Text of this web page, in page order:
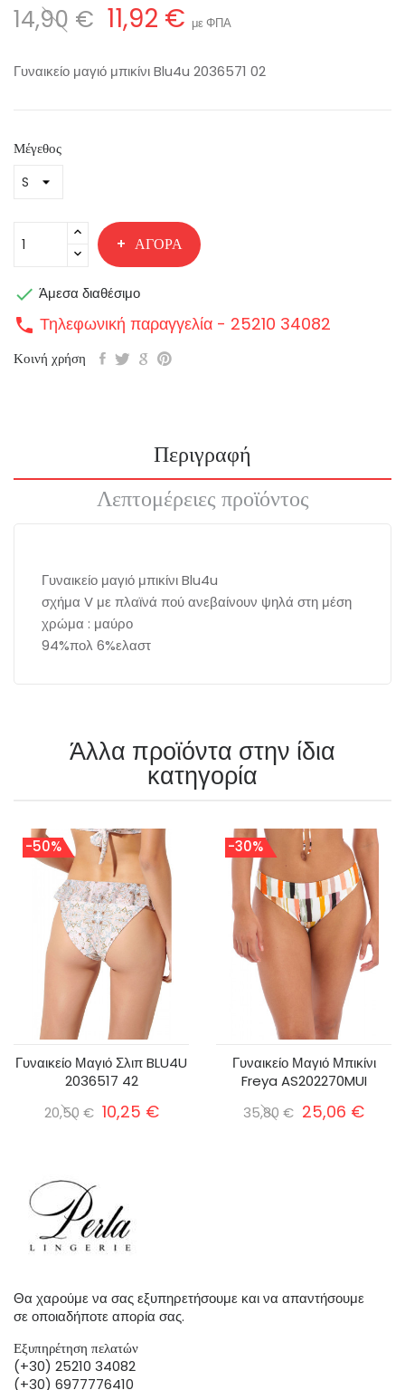
14,90 € 11,92 € με ΦΠΑ
Γυναικείο μαγιό μπικίνι Blu4u 2036571 02
Μέγεθος
ΑΓΟΡΆ
 Άμεσα διαθέσιμο
call Τηλεφωνική παραγγελία - 25210 34082
Κοινή χρήση
Περιγραφή
Λεπτομέρειες προϊόντος
Γυναικείο μαγιό μπικίνι Blu4u
σχήμα V με πλαϊνά πού ανεβαίνουν ψηλά στη μέση
χρώμα : μαύρο
94%πολ 6%ελαστ
Άλλα προϊόντα στην ίδια
κατηγορία
-50%
Γυναικείο Μαγιό Σλιπ BLU4U
2036517 42
20,50 € 10,25 €
-30%
Γυναικείο Μαγιό Μπικίνι
Freya AS202270MUI
35,80 € 25,06 €
Θα χαρούμε να σας εξυπηρετήσουμε και να απαντήσουμε
σε οποιαδήποτε απορία σας.
Εξυπηρέτηση πελατών
(+30) 25210 34082
(+30) 6977776410